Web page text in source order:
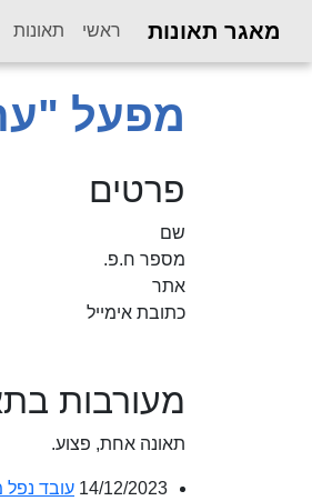
מאגר תאונות ראשי תאונות
מפעל
פרטים
שם
מספר ח.פ.
אתר
כתובת אימייל
מעורבות
תאונה אחת, פצוע.
14/12/2023 עובד נפל מגובה של כ-6 מטר במהלך